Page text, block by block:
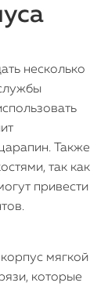
несколько
Также
так как
привести
мягкой
которые